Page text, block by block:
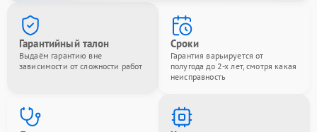
Гарантийный талон
Выдаём гарантию вне
зависимости от сложности работ
Сроки
Гарантия варьируется от
полугода до 2-х лет, смотря какая
неисправность